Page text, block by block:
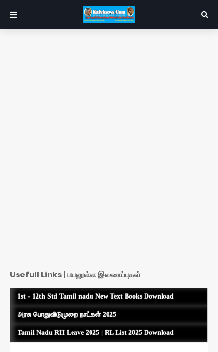
Usefull Links | பயனுள்ள இணைப்புகள்
1st - 12th Std Tamil nadu New Text Books Download
அரசு பொதுவிடுமுறை நாட்கள் 2025
Tamil Nadu RH Leave 2025 | RL List 2025 Download